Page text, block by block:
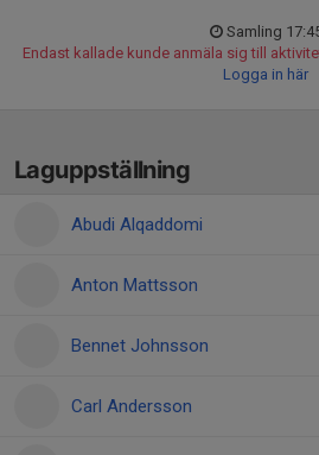
Samling
Endast kallade kunde anmäla sig till
Logga in här
Laguppställning
Abudi Alqaddomi
Anton Mattsson
Bennet Johnsson
Carl Andersson